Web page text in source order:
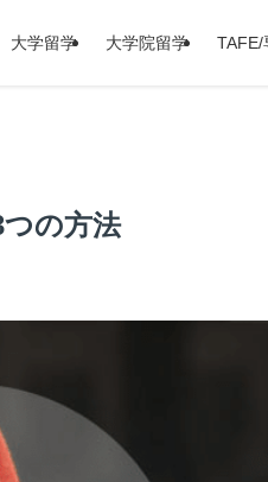
大学留学 大学院留学 TAFE/
の方法